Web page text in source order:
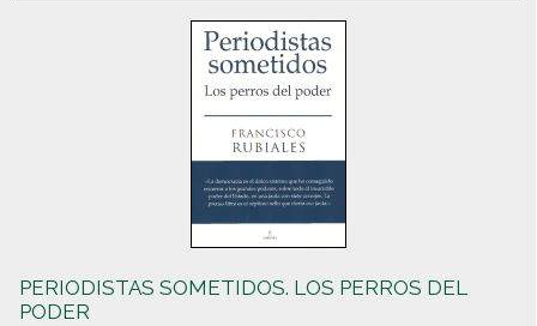
PERIODISTAS SOMETIDOS. LOS PERROS DEL
PODER